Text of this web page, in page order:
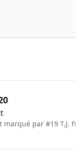
Trois-Rivières Lions
marqué par #19 T.J.